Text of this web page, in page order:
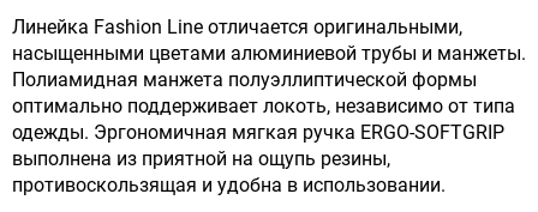
Линейка Fashion Line отличается оригинальными,
насыщенными цветами алюминиевой трубы и манжеты.
Полиамидная манжета полуэллиптической формы
оптимально поддерживает локоть, независимо от типа
одежды. Эргономичная мягкая ручка ERGO-SOFTGRIP
выполнена из приятной на ощупь резины,
противоскользящая и удобна в использовании.